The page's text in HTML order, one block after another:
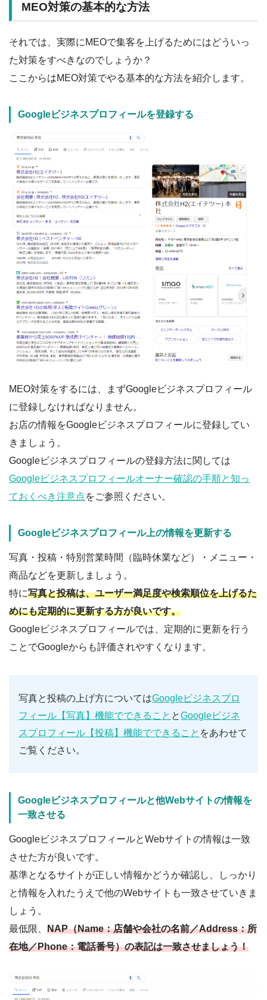
MEO対策の基本的な方法
それでは、実際にMEOで集客を上げるためにはどういっ
た対策をすべきなのでしょうか？
ここからはMEO対策でやる基本的な方法を紹介します。
Googleビジネスプロフィールを登録する
MEO対策をするには、まずGoogleビジネスプロフィール
に登録しなければなりません。
お店の情報をGoogleビジネスプロフィールに登録してい
きましょう。
Googleビジネスプロフィールの登録方法に関しては
Googleビジネスプロフィールオーナー確認の手順と知っ
ておくべき注意点をご参照ください。
Googleビジネスプロフィール上の情報を更新する
写真・投稿・特別営業時間（臨時休業など）・メニュー・
商品などを更新しましょう。
特に写真と投稿は、ユーザー満足度や検索順位を上げるた
めにも定期的に更新する方が良いです。
Googleビジネスプロフィールでは、定期的に更新を行う
ことでGoogleからも評価されやすくなります。
写真と投稿の上げ方についてはGoogleビジネスプロ
フィール【写真】機能でできること とGoogleビジネ
スプロフィール【投稿】機能でできること をあわせて
ご覧ください。
Googleビジネスプロフィールと他Webサイトの情報を
一致させる
GoogleビジネスプロフィールとWebサイトの情報は一致
させた方が良いです。
基準となるサイトが正しい情報かどうか確認し、しっかり
と情報を入れたうえで他のWebサイトも一致させていきま
しょう。
最低限、 NAP（Name：店舗や会社の名前／Address：所
在地／Phone：電話番号）の表記は一致させましょう！